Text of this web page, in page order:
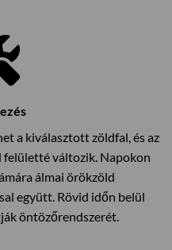
a kiválasztott zöldfal, és az
felületté változik. Napokon
álmai örökzöld
együtt. Rövid időn belül
öntözőrendszerét.